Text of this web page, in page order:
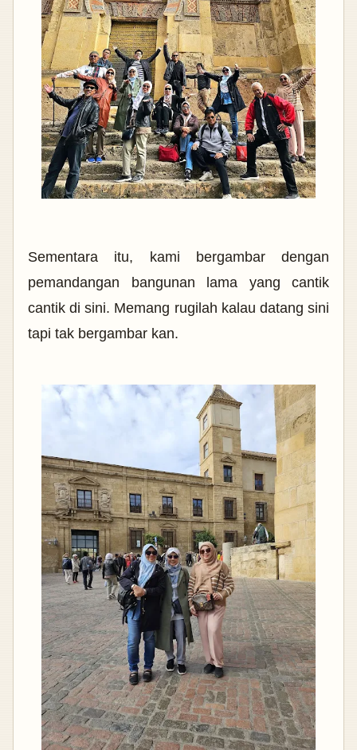
Sementara itu, kami bergambar dengan
pemandangan bangunan lama yang cantik
cantik di sini. Memang rugilah kalau datang sini
tapi tak bergambar kan.